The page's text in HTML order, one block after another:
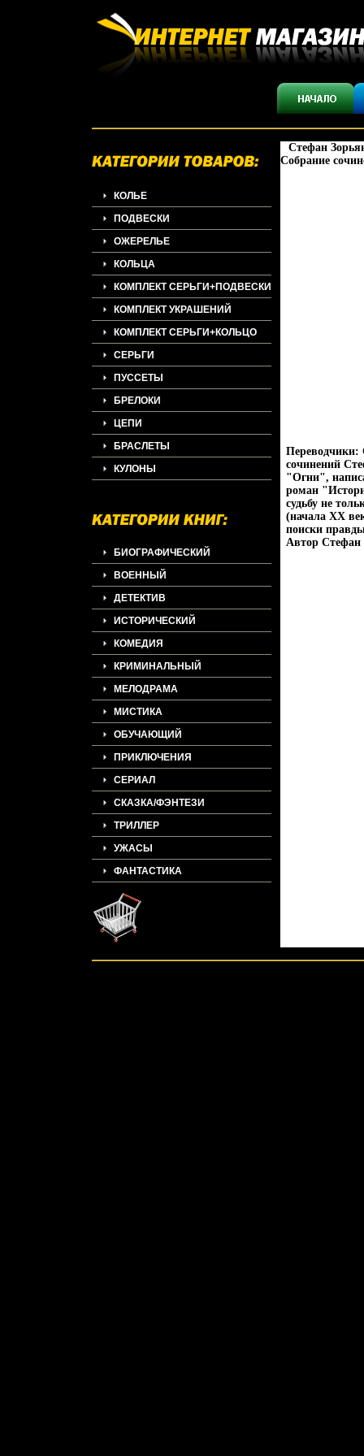
КОЛЬЕ
ПОДВЕСКИ
ОЖЕРЕЛЬЕ
КОЛЬЦА
КОМПЛЕКТ СЕРЬГИ+ПОДВЕСКИ
КОМПЛЕКТ УКРАШЕНИЙ
КОМПЛЕКТ СЕРЬГИ+КОЛЬЦО
СЕРЬГИ
ПУССЕТЫ
БРЕЛОКИ
ЦЕПИ
БРАСЛЕТЫ
КУЛОНЫ
БИОГРАФИЧЕСКИЙ
ВОЕННЫЙ
ДЕТЕКТИВ
ИСТОРИЧЕСКИЙ
КОМЕДИЯ
КРИМИНАЛЬНЫЙ
МЕЛОДРАМА
МИСТИКА
ОБУЧАЮЩИЙ
ПРИКЛЮЧЕНИЯ
СЕРИАЛ
СКАЗКА/ФЭНТЕЗИ
ТРИЛЛЕР
УЖАСЫ
ФАНТАСТИКА
Стефан
Собрание
Переводчики:
сочинений
"Огни",
роман
судьбу не
(начала XX
поиски
Автор Стефан